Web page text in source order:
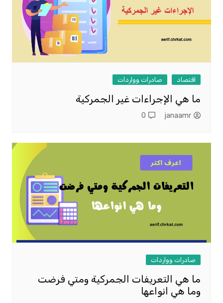
اقتصاد صادرات وواردات
ما هي الإجراءات غير الجمركية
janaamr
0
صادرات وواردات
ما هي التعريفات الجمركية ومتي فرضت
وما هي انواعها